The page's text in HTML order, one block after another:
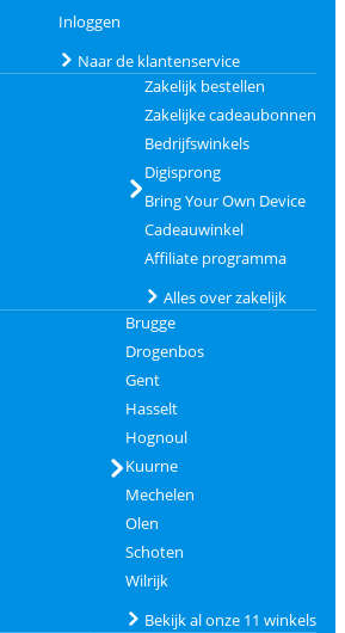
Inloggen
Naar de klantenservice
Zakelijk bestellen
Zakelijke cadeaubonnen
Bedrijfswinkels
Digisprong
Bring Your Own Device
Cadeauwinkel
Affiliate programma
Alles over zakelijk
Brugge
Drogenbos
Gent
Hasselt
Hognoul
Kuurne
Mechelen
Olen
Schoten
Wilrijk
Bekijk al onze 11 winkels